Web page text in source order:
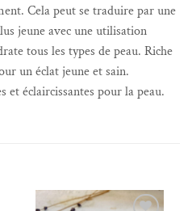
Cela peut se traduire par une
jeune avec une utilisation
tous les types de peau. Riche
un éclat jeune et sain.
éclaircissantes pour la peau.